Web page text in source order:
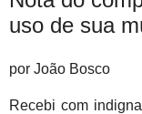
uso de sua
por João Bosco
Recebi com